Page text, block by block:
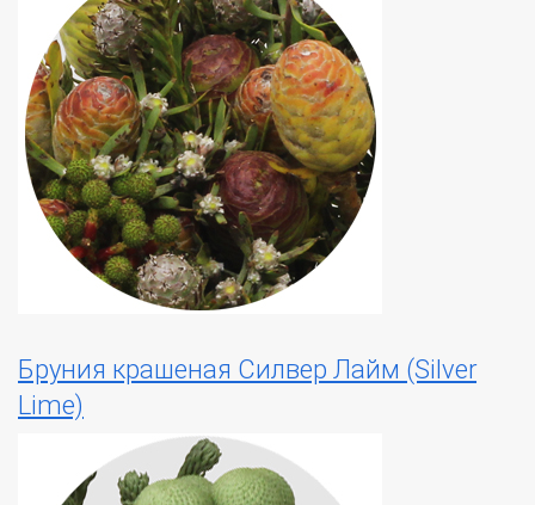
Бруния крашеная Силвер Лайм (Silver
Lime)